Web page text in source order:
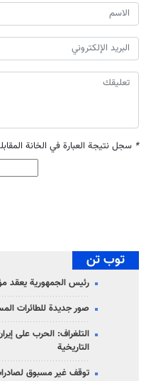
* سجل نتيجة العبارة في الخانة
توب تن
رئيس الجمهورية يعقد
صور جديدة للطائرات
التلغراف: الحرب على
التاريخية
توقف غير مسبوق